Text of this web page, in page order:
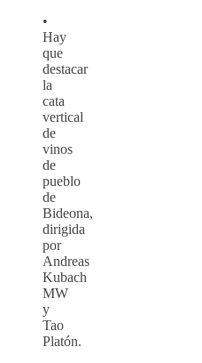
•
Hay
que
destacar
la
cata
vertical
de
vinos
de
pueblo
de
Bideona,
dirigida
por
Andreas
Kubach
MW
y
Tao
Platón.